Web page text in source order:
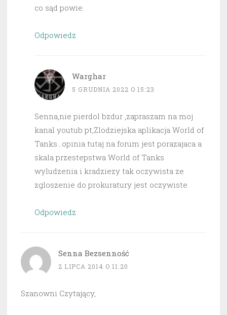
co sąd powie.
Odpowiedz
Warghar
5 GRUDNIA 2022 O 15:23
Senna,nie pierdol bzdur ,zapraszam na moj
kanal youtub pt,Zlodziejska aplikacja World of
Tanks…opinia tutaj na forum jest porazajaca a
skala przestepstwa World of Tanks
wyludzenia i kradziezy tak oczywista ze
zgloszenie do prokuratury jest oczywiste
Odpowiedz
Senna Bezsenność
2 LIPCA 2014 O 11:20
Szanowni Czytający,